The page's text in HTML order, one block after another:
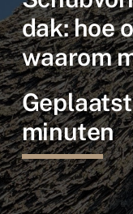
Werkwijze
Werkgebieden
Kosten
Referenties
Informatie
dak: hoe
waarom
minuten